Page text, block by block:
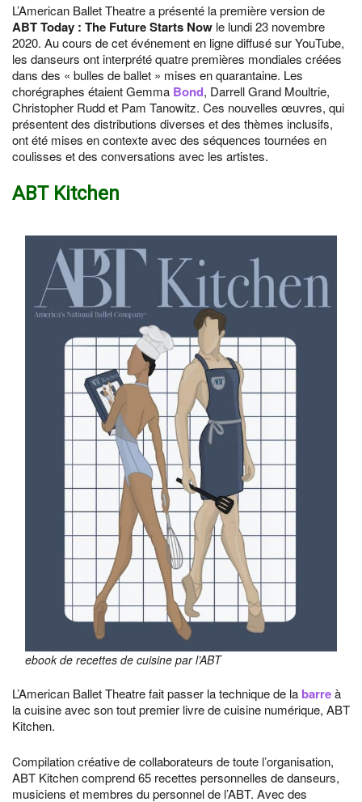
L’American Ballet Theatre a présenté la première version de
ABT Today : The Future Starts Now le lundi 23 novembre
2020. Au cours de cet événement en ligne diffusé sur YouTube,
les danseurs ont interprété quatre premières mondiales créées
dans des « bulles de ballet » mises en quarantaine. Les
chorégraphes étaient Gemma Bond, Darrell Grand Moultrie,
Christopher Rudd et Pam Tanowitz. Ces nouvelles œuvres, qui
présentent des distributions diverses et des thèmes inclusifs,
ont été mises en contexte avec des séquences tournées en
coulisses et des conversations avec les artistes.
ABT Kitchen
ebook de recettes de cuisine par l’ABT
L’American Ballet Theatre fait passer la technique de la barreà
la cuisine avec son tout premier livre de cuisine numérique, ABT
Kitchen.
Compilation créative de collaborateurs de toute l’organisation,
ABT Kitchen comprend 65 recettes personnelles de danseurs,
musiciens et membres du personnel de l’ABT. Avec des